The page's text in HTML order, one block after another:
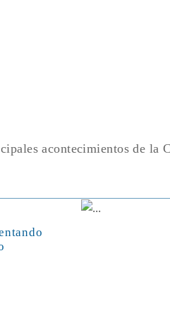
acontecimientos de la